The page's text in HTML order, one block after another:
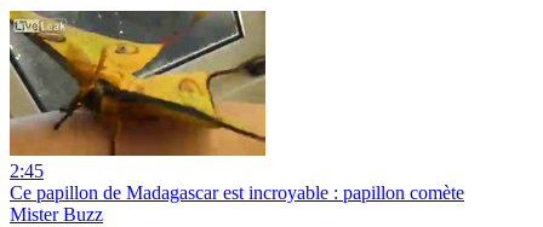
2:45
Ce papillon de Madagascar est incroyable : papillon comète
Mister Buzz